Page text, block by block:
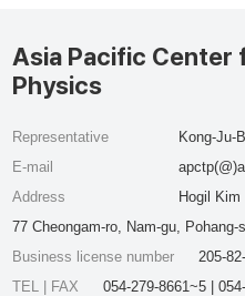
Asia Pacific Center
Physics
Representative
Kong-Ju-
E-mail
Address
Hogil
77 Cheongam-ro, Nam-gu,
Business license number
205-
TEL | FAX
054-279-8661~5 |